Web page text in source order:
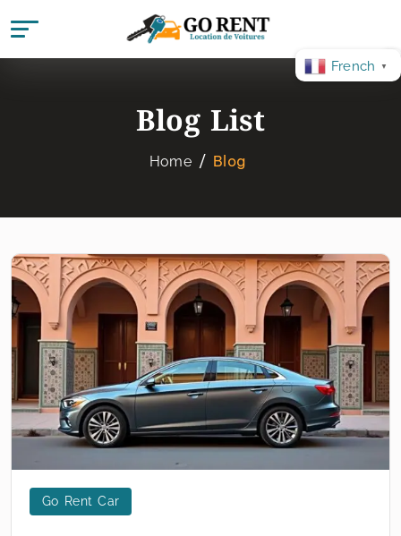
Blog List
Home Blog
Go Rent Car
French ▼